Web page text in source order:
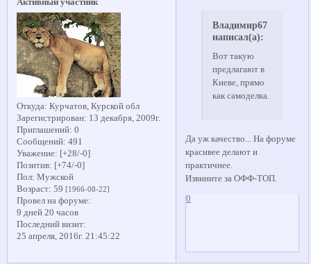
Активный участник
Откуда: Курчатов, Курской обл
Зарегистрирован: 13 декабря, 2009г.
Приглашений: 0
Сообщений: 491
Уважение: [+28/-0]
Позитив: [+74/-0]
Пол: Мужской
Возраст: 59 [1966-08-22]
Провел на форуме:
9 дней 20 часов
Последний визит:
25 апреля, 2016г. 21:45:22
Владимир67
написал(а):
Вот такую
предлагают в
Киеве, прямо
как самоделка.
Да уж качество... На форуме
красивее делают и
практичнее.
Извините за ОФФ-ТОП.
0